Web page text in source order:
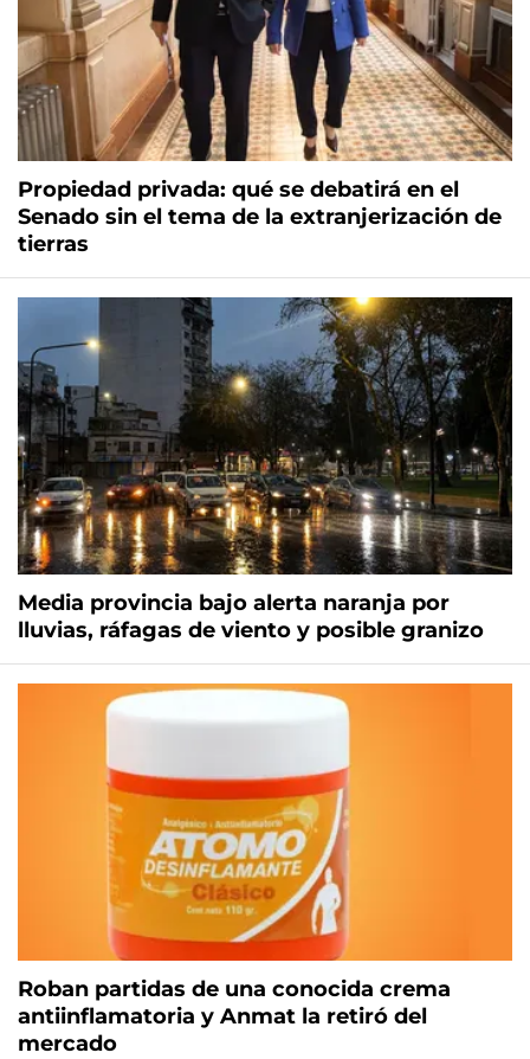
Propiedad privada: qué se debatirá en el
Senado sin el tema de la extranjerización de
tierras
Media provincia bajo alerta naranja por
lluvias, ráfagas de viento y posible granizo
Roban partidas de una conocida crema
antiinflamatoria y Anmat la retiró del
mercado